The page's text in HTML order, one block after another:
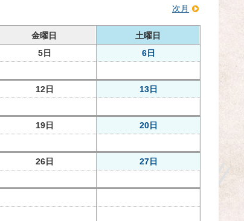
次月
金曜日
土曜日
5日 6日
12日 13日
19日 20日
26日 27日